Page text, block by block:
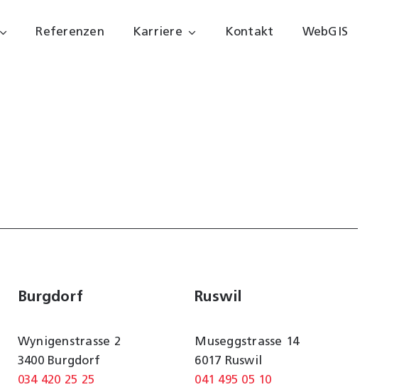
Referenzen Karriere Kontakt WebGIS
Burgdorf
Wynigenstrasse 2
3400 Burgdorf
034 420 25 25
Ruswil
Museggstrasse 14
6017 Ruswil
041 495 05 10